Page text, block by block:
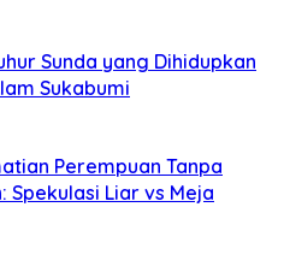
Sunda yang Dihidupkan
Sukabumi
Perempuan Tanpa
Spekulasi Liar vs Meja